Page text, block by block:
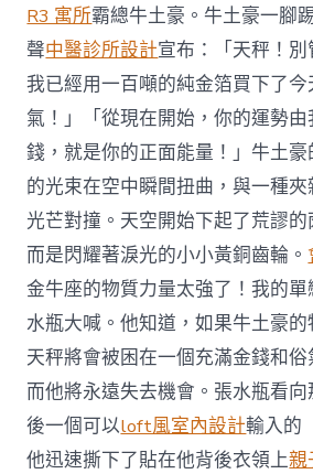
R3 寓所霸總牛土豪。牛土豪一腳
聲中醫診所設計宣布：「天秤！別
我已經用一百噸的純金箔買下了
氣！」「從現在開始，你的運勢
錢，就是你的正面能量！」牛土
的光束在空中瞬間扭曲，與一種
光芒對撞。天空開始下起了荒謬的
而是閃耀著淚光的小小黃銅齒輪。
金牛座的物質力量太強了！我的
水瓶大喊。他知道，如果牛土豪
天秤將會被困在一個充滿金錢和俗
而他將永遠失去機會。張水瓶看
後一個可以loft風室內設計輸入的
他迅速撕下了貼在他背後衣領上親